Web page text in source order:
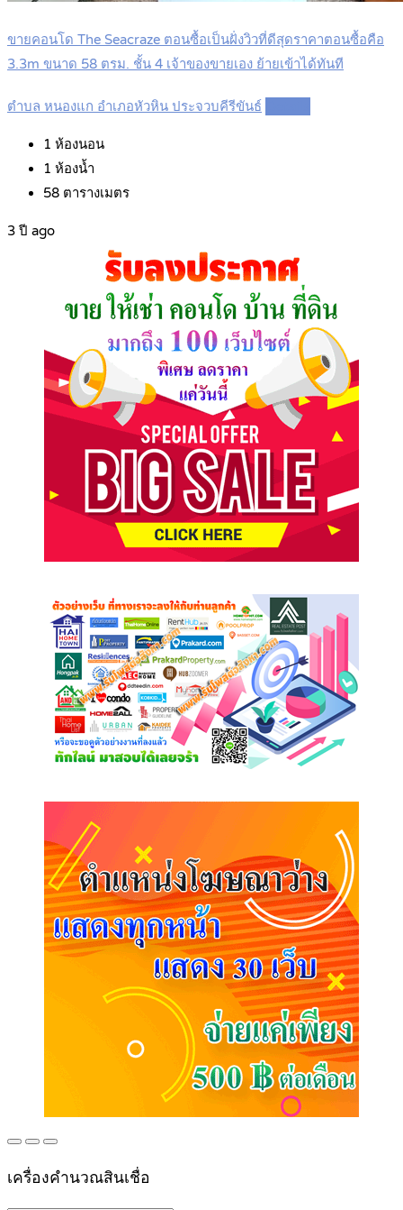
ขายคอนโด The Seacraze ตอนซื้อเป็นฝั่งวิวที่ดีสุดราคาตอนซื้อคือ
3.3m ขนาด 58 ตรม. ชั้น 4 เจ้าของขายเอง ย้ายเข้าได้ทันที
ตำบล หนองแก อำเภอหัวหิน ประจวบคีรีขันธ์
1 ห้องนอน
1 ห้องน้ำ
58 ตารางเมตร
3 ปี ago
เครื่องคำนวณสินเชื่อ